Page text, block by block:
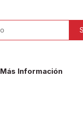
Más Información